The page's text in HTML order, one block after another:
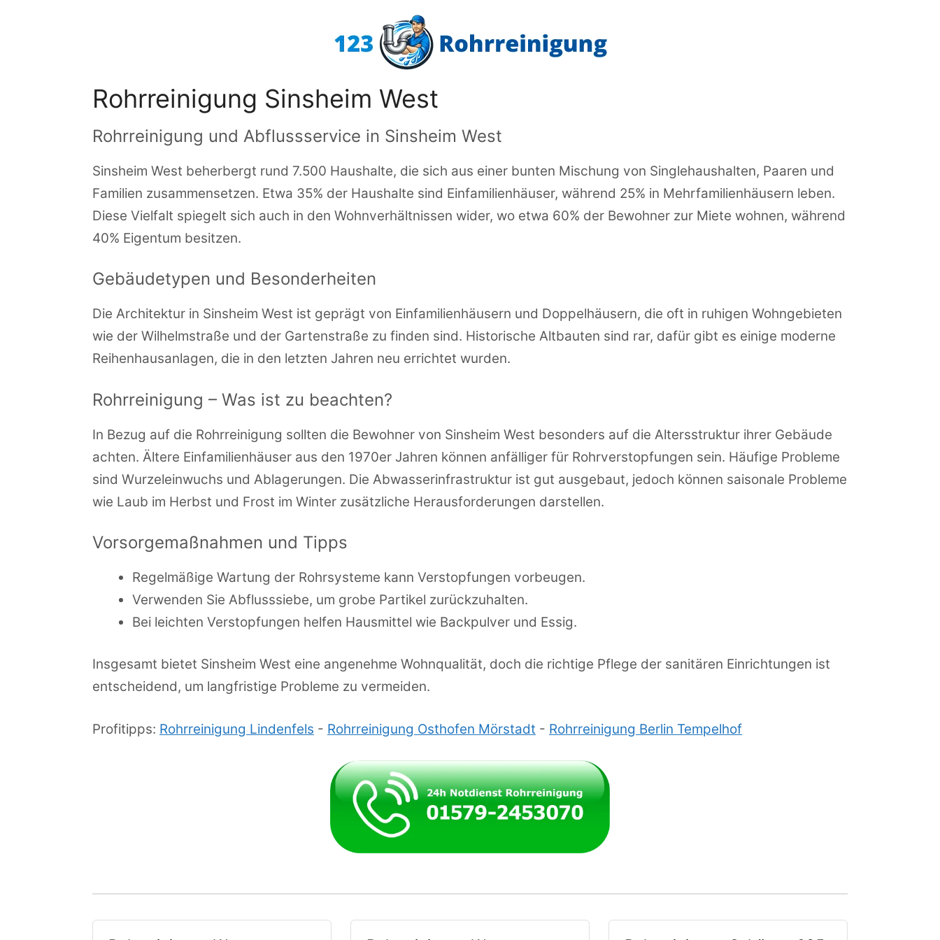
Rohrreinigung Sinsheim West
Rohrreinigung und Abflussservice in Sinsheim West
Sinsheim West beherbergt rund 7.500 Haushalte, die sich aus einer bunten Mischung von Singlehaushalten, Paaren und
Familien zusammensetzen. Etwa 35% der Haushalte sind Einfamilienhäuser, während 25% in Mehrfamilienhäusern leben.
Diese Vielfalt spiegelt sich auch in den Wohnverhältnissen wider, wo etwa 60% der Bewohner zur Miete wohnen, während
40% Eigentum besitzen.
Gebäudetypen und Besonderheiten
Die Architektur in Sinsheim West ist geprägt von Einfamilienhäusern und Doppelhäusern, die oft in ruhigen Wohngebieten
wie der Wilhelmstraße und der Gartenstraße zu finden sind. Historische Altbauten sind rar, dafür gibt es einige moderne
Reihenhausanlagen, die in den letzten Jahren neu errichtet wurden.
Rohrreinigung – Was ist zu beachten?
In Bezug auf die Rohrreinigung sollten die Bewohner von Sinsheim West besonders auf die Altersstruktur ihrer Gebäude
achten. Ältere Einfamilienhäuser aus den 1970er Jahren können anfälliger für Rohrverstopfungen sein. Häufige Probleme
sind Wurzeleinwuchs und Ablagerungen. Die Abwasserinfrastruktur ist gut ausgebaut, jedoch können saisonale Probleme
wie Laub im Herbst und Frost im Winter zusätzliche Herausforderungen darstellen.
Vorsorgemaßnahmen und Tipps
Regelmäßige Wartung der Rohrsysteme kann Verstopfungen vorbeugen.
Verwenden Sie Abflusssiebe, um grobe Partikel zurückzuhalten.
Bei leichten Verstopfungen helfen Hausmittel wie Backpulver und Essig.
Insgesamt bietet Sinsheim West eine angenehme Wohnqualität, doch die richtige Pflege der sanitären Einrichtungen ist
entscheidend, um langfristige Probleme zu vermeiden.
Profitipps: Rohrreinigung Lindenfels - Rohrreinigung Osthofen Mörstadt - Rohrreinigung Berlin Tempelhof